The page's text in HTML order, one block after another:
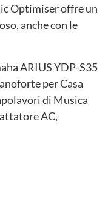
Optimiser offre un
anche con le
ARIUS YDP-S35
per Casa
di Musica
AC,